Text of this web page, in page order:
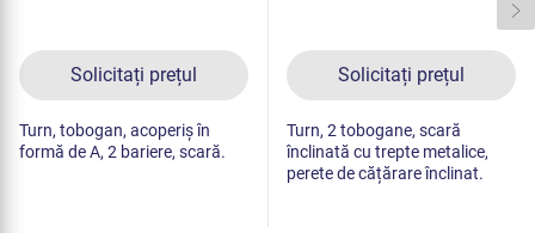
Solicitați prețul
Turn, tobogan, acoperiș în
formă de A, 2 bariere, scară.
Solicitați prețul
Turn, 2 tobogane, scară
înclinată cu trepte metalice,
perete de cățărare înclinat.